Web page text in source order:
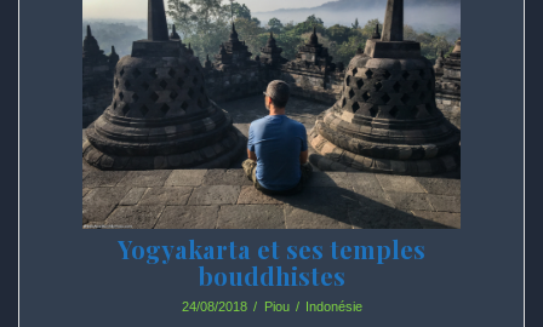
Yogyakarta et ses temples
bouddhistes
24/08/2018 Piou Indonésie